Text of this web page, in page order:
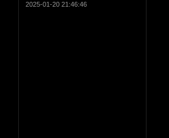
2025-01-20 21:46:46